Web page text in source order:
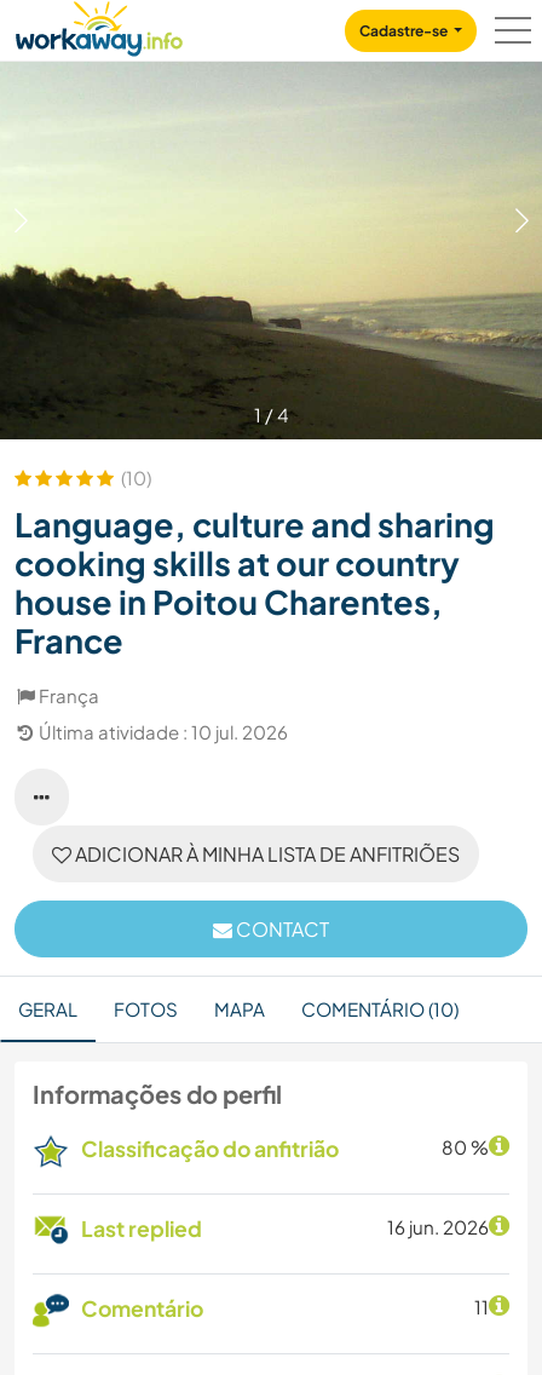
CONTENT
MAIN NAVIGATION
Cadastre-se
1 /4
(10)
Language, culture and sharing
cooking skills at our country
house in Poitou Charentes,
France
França
Última atividade : 10 jul. 2026
ADICIONAR À MINHA LISTA DE ANFITRIÕES
CONTACT
GERAL FOTOS MAPA COMENTÁRIO (10)
Informações do perfil
Classificação do anfitrião 80 %
Last replied 16 jun. 2026
Comentário 11